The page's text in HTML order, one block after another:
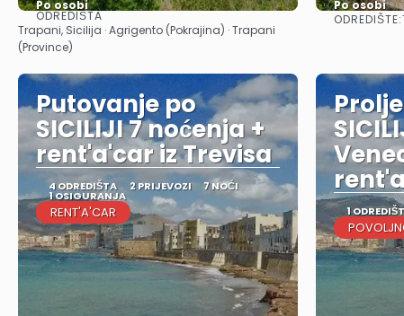
Po osobi
Vidjeti
ODREDIŠTA
Trapani, Sicilija · Agrigento (Pokrajina) · Trapani
(Province)
Po osobi
ODREDIŠTE:
Putovanje po
SICILIJI 7 noćenja +
rent'a'car iz Trevisa
4 ODREDIŠTA 2 PRIJEVOZI 7 NOĆI
1 OSIGURANJA
RENT'A'CAR 1